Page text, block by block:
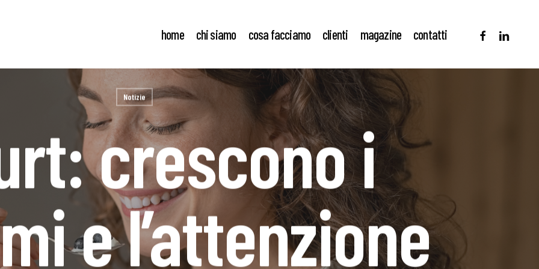
home chi siamo cosa facciamo clienti magazine contatti facebook
linkedin
Notizie
crescono i
e l’attenzione